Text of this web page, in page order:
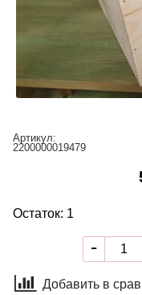
Артикул:
2200000019479
Остаток: 1
Добавить в